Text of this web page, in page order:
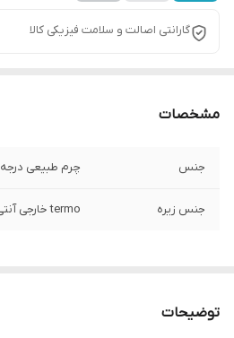
گارانتی اصالت و سلامت فیزیکی کالا
مشخصات
جنس چرم طبیعی درجه 1
جنس زیره termo خارجی آنتی شوک
توضیحات